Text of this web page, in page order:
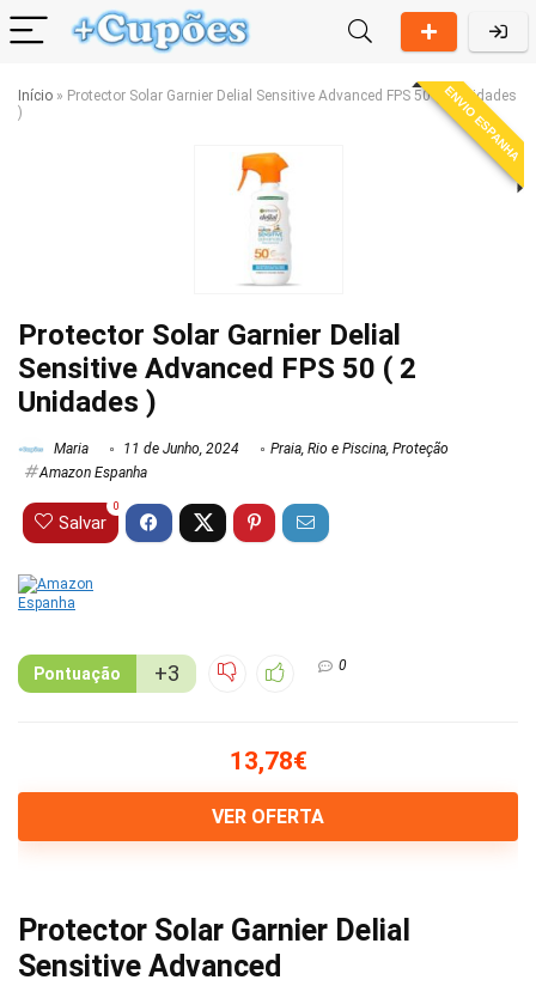
Início » Protector Solar Garnier Delial Sensitive Advanced FPS 50 ( 2 Unidades
)
ENVIO ESPANHA
Protector Solar Garnier Delial
Sensitive Advanced FPS 50 ( 2
Unidades )
Maria 11 de Junho, 2024 Praia, Rio e Piscina, Proteção
Amazon Espanha
Salvar
0
Pontuação +3 0
13,78€
VER OFERTA
Protector Solar Garnier Delial
Sensitive Advanced